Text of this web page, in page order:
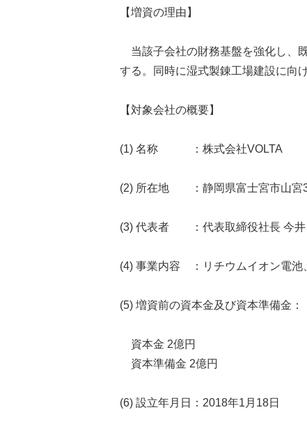
【増資の理由】
当該子会社の財務基盤を強化し、
する。同時に湿式製錬工場建設に向
【対象会社の概要】
(1) 名称 ：株式会社VOLTA
(2) 所在地 ：静岡県富士宮市山宮
(3) 代表者 ：代表取締役社長 今井
(4) 事業内容 ：リチウムイオン電池
(5) 増資前の資本金及び資本準備金：
資本金 2億円
資本準備金 2億円
(6) 設立年月日：2018年1月18日